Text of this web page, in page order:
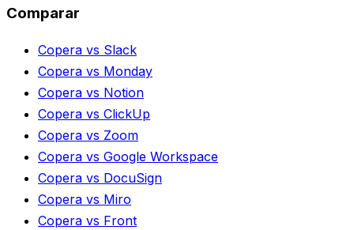
Comparar
Copera vs Slack
Copera vs Monday
Copera vs Notion
Copera vs ClickUp
Copera vs Zoom
Copera vs Google Workspace
Copera vs DocuSign
Copera vs Miro
Copera vs Front